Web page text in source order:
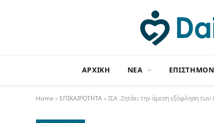
ΑΡΧΙΚΗ NΕΑ
Home » ΕΠΙΚΑΙΡΟΤΗΤΑ » ΙΣΑ: Ζητάει την άμεση εξόφληση